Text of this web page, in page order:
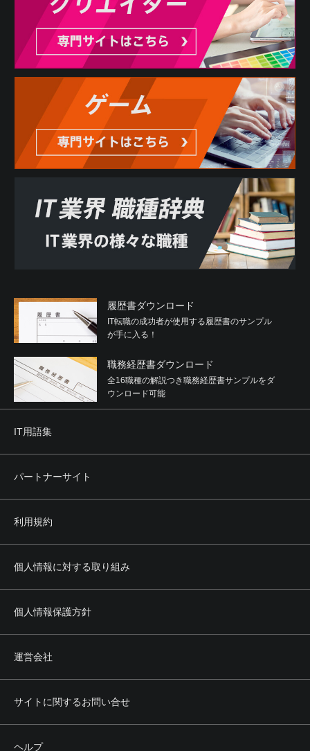
履歴書ダウンロード
IT転職の成功者が使用する履歴書のサンプル
が手に入る！
職務経歴書ダウンロード
全16職種の解説つき職務経歴書サンプルをダ
ウンロード可能
IT用語集
パートナーサイト
利用規約
個人情報に対する取り組み
個人情報保護方針
運営会社
サイトに関するお問い合せ
ヘルプ